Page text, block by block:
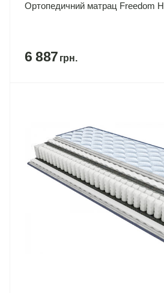
Ортопедичний матрац Freedom
6 887